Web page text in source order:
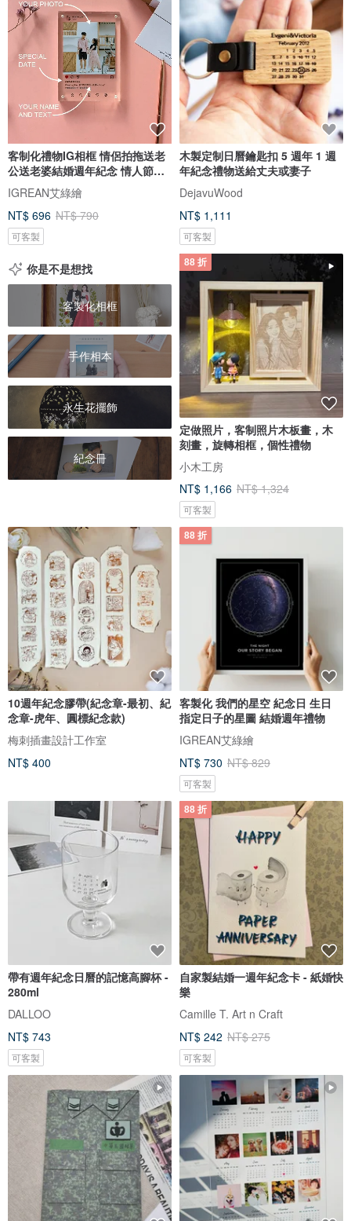
客制化禮物IG相框 情侶拍拖送老
公送老婆結婚週年紀念 情人節禮
盒
IGREAN艾綠繪
NT$ 696 NT$ 790
可客製
木製定制日曆鑰匙扣 5 週年 1 週
年紀念禮物送給丈夫或妻子
DejavuWood
NT$ 1,111
可客製
你是不是想找
客製化相框
手作相本
永生花擺飾
紀念冊
88 折
定做照片，客制照片木板畫，木
刻畫，旋轉相框，個性禮物
小木工房
NT$ 1,166 NT$ 1,324
可客製
10週年紀念膠帶(紀念章-最初、紀
念章-虎年、圓標紀念款)
梅刺插畫設計工作室
NT$ 400
88 折
客製化 我們的星空 紀念日 生日
指定日子的星圖 結婚週年禮物
IGREAN艾綠繪
NT$ 730 NT$ 829
可客製
帶有週年紀念日曆的記憶高腳杯 -
280ml
DALLOO
NT$ 743
可客製
88 折
自家製結婚一週年紀念卡 - 紙婚快
樂
Camille T. Art n Craft
NT$ 242 NT$ 275
可客製